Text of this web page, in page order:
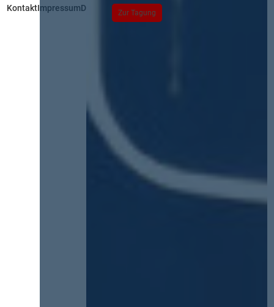
Zur Tagung
KontaktImpressumDatenschutz